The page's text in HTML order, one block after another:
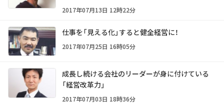
2017年07月13日 12時22分
仕事を「見える化」すると健全経営に！
2017年07月25日 16時05分
成長し続ける会社のリーダーが身に付けている
「経営改革力」
2017年07月03日 18時36分